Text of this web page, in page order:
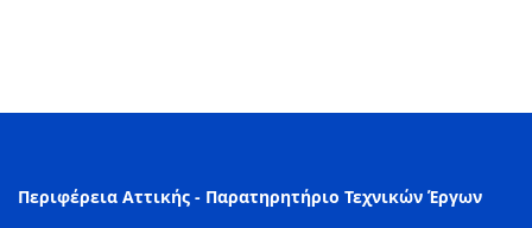
Περιφέρεια Αττικής - Παρατηρητήριο Τεχνικών Έργων